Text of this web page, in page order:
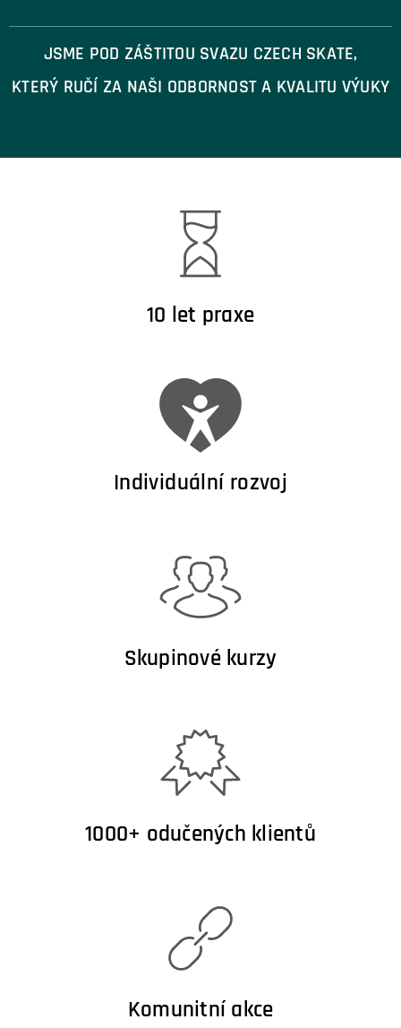
JSME POD ZÁŠTITOU SVAZU CZECH SKATE,
KTERÝ RUČÍ ZA NAŠI ODBORNOST A KVALITU VÝUKY
10 let praxe
Individuální rozvoj
Skupinové kurzy
1000+ odučených klientů
Komunitní akce